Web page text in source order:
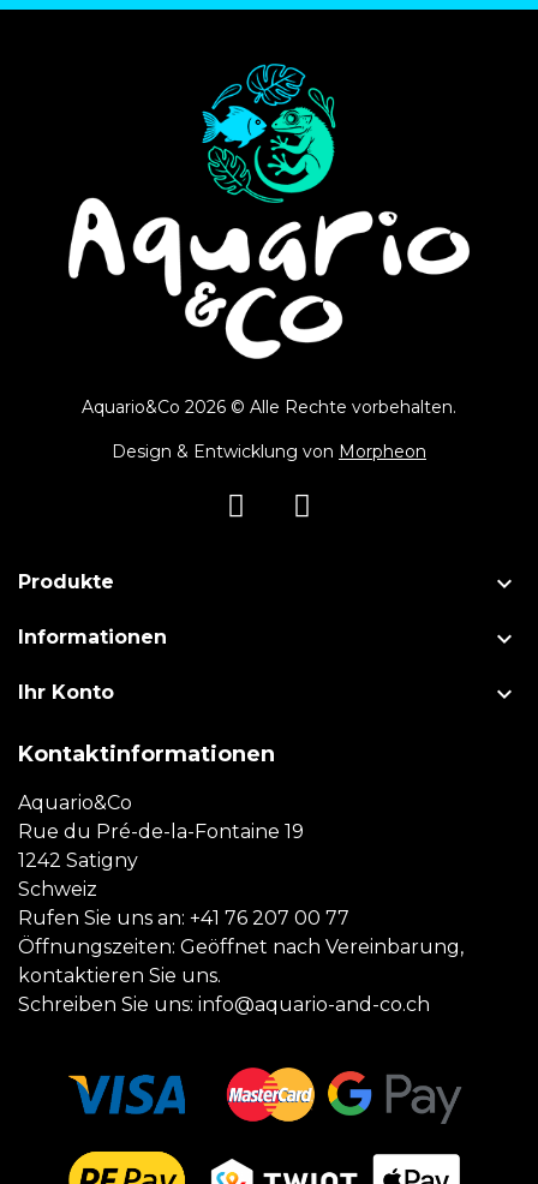
Aquario&Co 2026 © Alle Rechte vorbehalten.
Design & Entwicklung von Morpheon
Produkte 
Informationen 
Ihr Konto 
Kontaktinformationen
Aquario&Co
Rue du Pré-de-la-Fontaine 19
1242 Satigny
Schweiz
Rufen Sie uns an: +41 76 207 00 77
Öffnungszeiten: Geöffnet nach Vereinbarung,
kontaktieren Sie uns.
Schreiben Sie uns: info@aquario-and-co.ch